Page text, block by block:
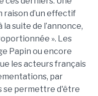
d’un effectif
suite de l’annonce,
». Les
Papin ou encore
les acteurs français
par
se permettre d'être